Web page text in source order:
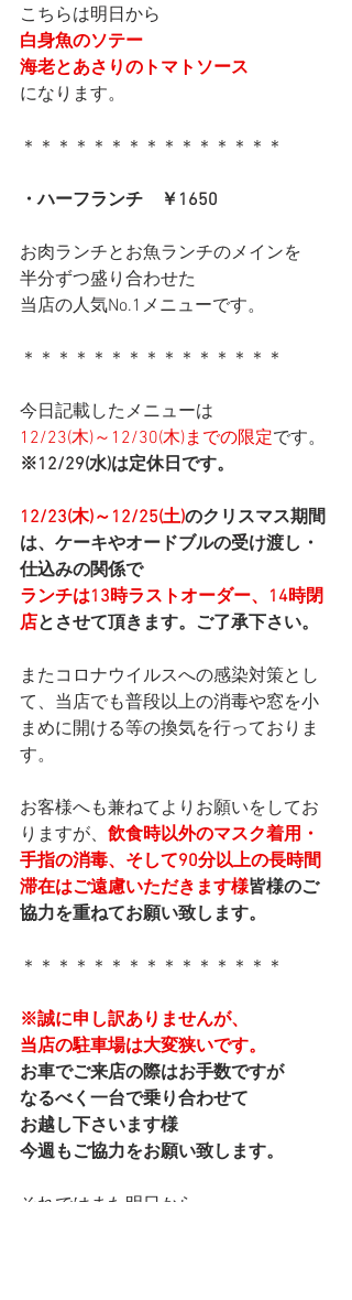
こちらは明日から
白身魚のソテー
海老とあさりのトマトソース
になります。
＊＊＊＊＊＊＊＊＊＊＊＊＊＊＊
・ハーフランチ　￥1650
お肉ランチとお魚ランチのメインを
半分ずつ盛り合わせた
当店の人気No.1メニューです。
＊＊＊＊＊＊＊＊＊＊＊＊＊＊＊
今日記載したメニューは
12/23(木)～12/30(木)までの限定です。
※12/29(水)は定休日です。
12/23(木)～12/25(土)のクリスマス期間
は、ケーキやオードブルの受け渡し・
仕込みの関係で
ランチは13時ラストオーダー、14時閉
店とさせて頂きます。ご了承下さい。
またコロナウイルスへの感染対策とし
て、当店でも普段以上の消毒や窓を小
まめに開ける等の換気を行っておりま
す。
お客様へも兼ねてよりお願いをしてお
りますが、 飲食時以外のマスク着用・
手指の消毒、そして90分以上の長時間
滞在はご遠慮いただきます様皆様のご
協力を重ねてお願い致します。
＊＊＊＊＊＊＊＊＊＊＊＊＊＊＊
※誠に申し訳ありませんが、
当店の駐車場は大変狭いです。
お車でご来店の際はお手数ですが
なるべく一台で乗り合わせて
お越し下さいます様
今週もご協力をお願い致します。
それではまた明日から